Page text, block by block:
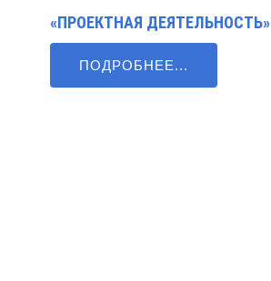
«ПРОЕКТНАЯ ДЕЯТЕЛЬНОСТЬ»
ПОДРОБНЕЕ...